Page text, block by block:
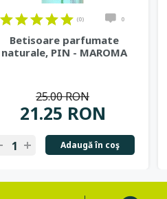
(0) 0
Betisoare parfumate
naturale, PIN - MAROMA
21.25 RON
25.00 RON
Adaugă în coş